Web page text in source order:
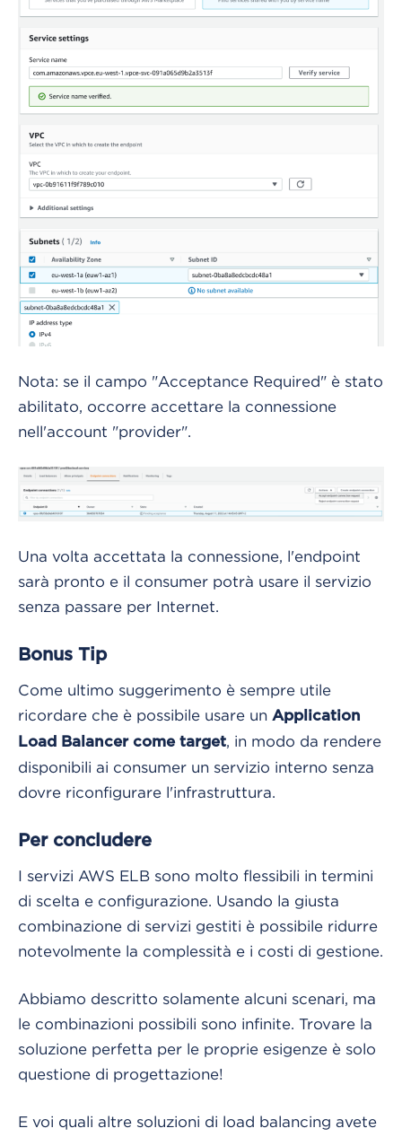
Nota: se il campo "Acceptance Required" è stato
abilitato, occorre accettare la connessione
nell'account "provider".
Una volta accettata la connessione, l'endpoint
sarà pronto e il consumer potrà usare il servizio
senza passare per Internet.
Bonus Tip
Come ultimo suggerimento è sempre utile
ricordare che è possibile usare un Application
Load Balancer come target , in modo da rendere
disponibili ai consumer un servizio interno senza
dovre riconfigurare l'infrastruttura.
Per concludere
I servizi AWS ELB sono molto flessibili in termini
di scelta e configurazione. Usando la giusta
combinazione di servizi gestiti è possibile ridurre
notevolmente la complessità e i costi di gestione.
Abbiamo descritto solamente alcuni scenari, ma
le combinazioni possibili sono infinite. Trovare la
soluzione perfetta per le proprie esigenze è solo
questione di progettazione!
E voi quali altre soluzioni di load balancing avete